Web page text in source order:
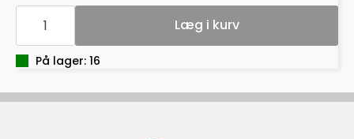
CLIPBOARD
DOBBELT
SORT
antal
Læg i kurv
På lager: 16